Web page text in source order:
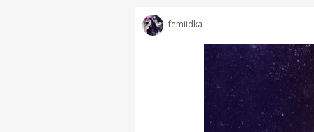
femiidka